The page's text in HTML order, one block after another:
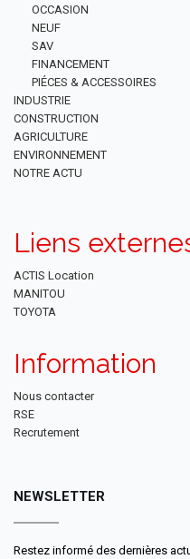
OCCASION
NEUF
SAV
FINANCEMENT
PIÉCES & ACCESSOIRES
INDUSTRIE
CONSTRUCTION
AGRICULTURE
ENVIRONNEMENT
NOTRE ACTU
Liens
ACTIS Location
MANITOU
TOYOTA
Information
Nous contacter
RSE
Recrutement
NEWSLETTER
Restez informé des dernières